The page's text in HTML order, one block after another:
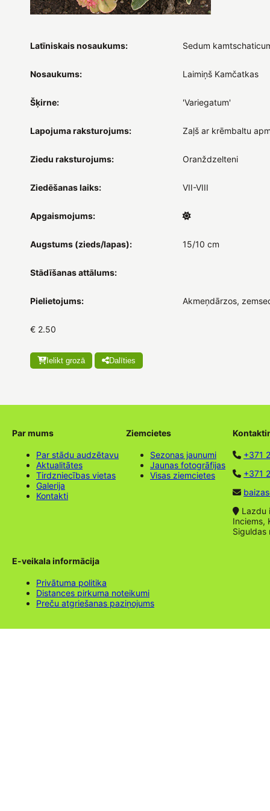
Latīniskais nosaukums: Sedum
Nosaukums: Laimiņš Kamčatkas
Šķirne: 'Variegatum'
Lapojuma raksturojums: Zaļš ar krēmbaltu
Ziedu raksturojums: Oranždzelteni
Ziedēšanas laiks: VII-VIII
Apgaismojums:
Augstums (zieds/lapas): 15/10 cm
Stādīšanas attālums:
Pielietojums: Akmeņdārzos,
€ 2.50
Ielikt grozā Dalīties
Par mums
Par stādu audzētavu
Aktualitātes
Tirdzniecības vietas
Galerija
Kontakti
Ziemcietes
Sezonas jaunumi
Jaunas fotogrāfijas
Visas ziemcietes
+371
+371
Lazdu
Inciems,
Siguldas
E-veikala informācija
Privātuma politika
Distances pirkuma noteikumi
Preču atgriešanas paziņojums